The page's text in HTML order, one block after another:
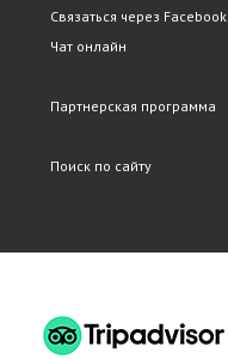
Связаться через Facebook
Чат онлайн
Партнерская программа
Поиск по сайту